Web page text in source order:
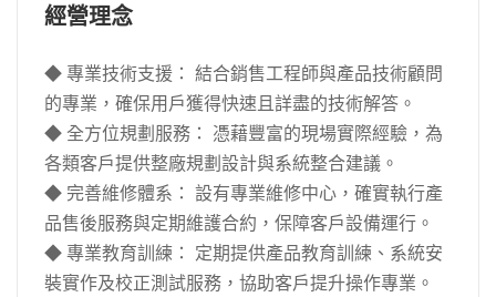
經營理念
◆ 專業技術支援： 結合銷售工程師與產品技術顧問
的專業，確保用戶獲得快速且詳盡的技術解答。
◆ 全方位規劃服務： 憑藉豐富的現場實際經驗，為
各類客戶提供整廠規劃設計與系統整合建議。
◆ 完善維修體系： 設有專業維修中心，確實執行產
品售後服務與定期維護合約，保障客戶設備運行。
◆ 專業教育訓練： 定期提供產品教育訓練、系統安
裝實作及校正測試服務，協助客戶提升操作專業。